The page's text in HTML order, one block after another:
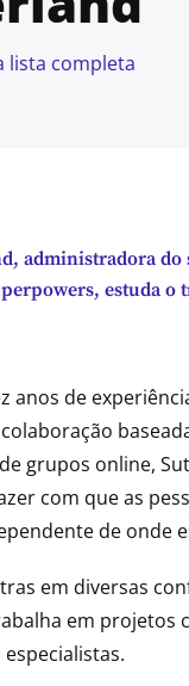
lista completa
administradora do
estuda o
anos de
grupos online,
com que as
de onde
em diversas
em projetos